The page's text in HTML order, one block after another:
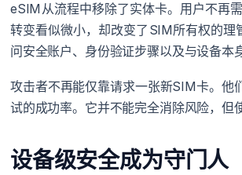
eSIM从流程中移除了实体卡。用户不再
转变看似微小，却改变了SIM所有权的
问安全账户、身份验证步骤以及与设备本
攻击者不再能仅靠请求一张新SIM卡。他
试的成功率。它并不能完全消除风险，但
设备级安全成为守门人